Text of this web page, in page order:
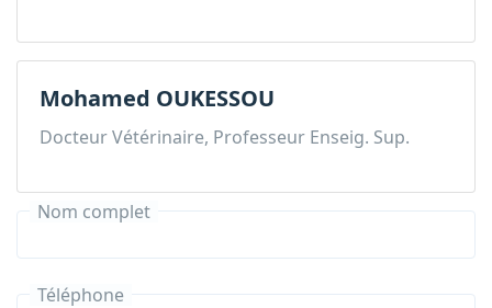
Mohamed OUKESSOU
Docteur Vétérinaire, Professeur Enseig. Sup.
Nom complet
Téléphone